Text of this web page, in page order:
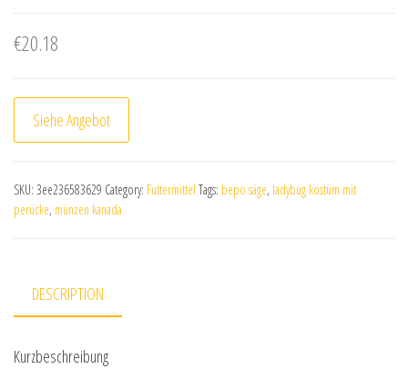
€20.18
Siehe Angebot
SKU: 3ee236583629 Category: Futtermittel Tags: bepo säge, ladybug kostüm mit
perücke, münzen kanada
DESCRIPTION
Kurzbeschreibung